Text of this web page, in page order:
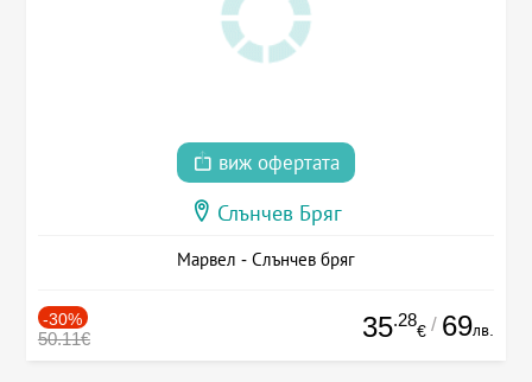
виж офертата
Слънчев Бряг
Марвел - Слънчев бряг
-30%
50.11€ 35.28
€ / 69лв.